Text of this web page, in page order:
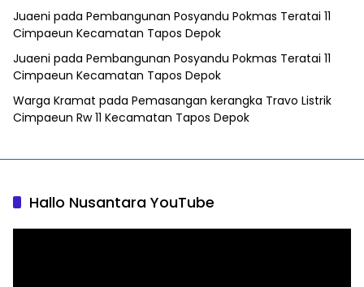
Juaeni pada Pembangunan Posyandu Pokmas Teratai 11
Cimpaeun Kecamatan Tapos Depok
Juaeni pada Pembangunan Posyandu Pokmas Teratai 11
Cimpaeun Kecamatan Tapos Depok
Warga Kramat pada Pemasangan kerangka Travo Listrik
Cimpaeun Rw 11 Kecamatan Tapos Depok
Hallo Nusantara YouTube